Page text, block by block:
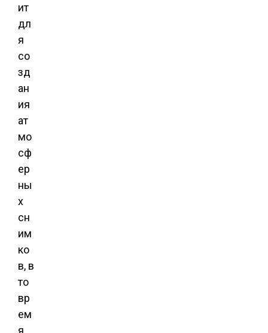
ит
дл
я
со
зд
ан
ия
ат
мо
сф
ер
ны
х
сн
им
ко
в, в
то
вр
ем
я